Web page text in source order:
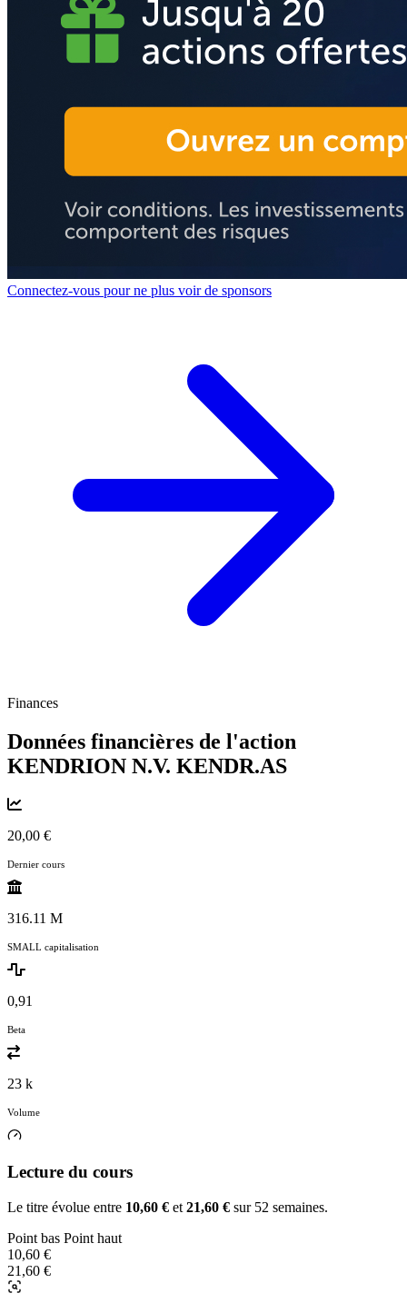
Connectez-vous pour ne plus voir de sponsors
Finances
Données financières de l'action
KENDRION N.V. KENDR.AS
20,00 €
Dernier cours
316.11 M
SMALL capitalisation
0,91
Beta
23 k
Volume
Lecture du cours
Le titre évolue entre 10,60 € et 21,60 € sur 52 semaines.
Point bas Point haut
10,60 €
21,60 €